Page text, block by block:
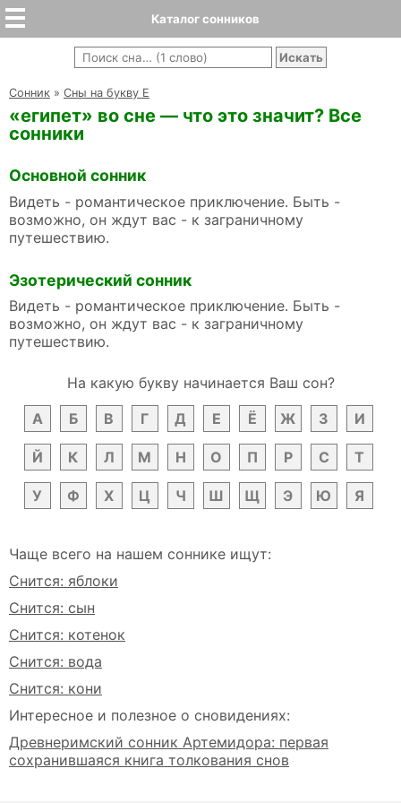
Каталог сонников
Cонник » Сны на букву Е
«египет» во сне — что это значит? Все
сонники
Основной сонник
Видеть - романтическое приключение. Быть -
возможно, он ждут вас - к заграничному
путешествию.
Эзотерический сонник
Видеть - романтическое приключение. Быть -
возможно, он ждут вас - к заграничному
путешествию.
На какую букву начинается Ваш сон?
А
Б В Г Д Е Ё Ж З И
Й К Л М Н О П Р С Т
У Ф Х Ц Ч Ш Щ Э Ю Я
Чаще всего на нашем соннике ищут:
Снится: яблоки
Снится: сын
Снится: котенок
Снится: вода
Снится: кони
Интересное и полезное о сновидениях:
Древнеримский сонник Артемидора: первая
сохранившаяся книга толкования снов